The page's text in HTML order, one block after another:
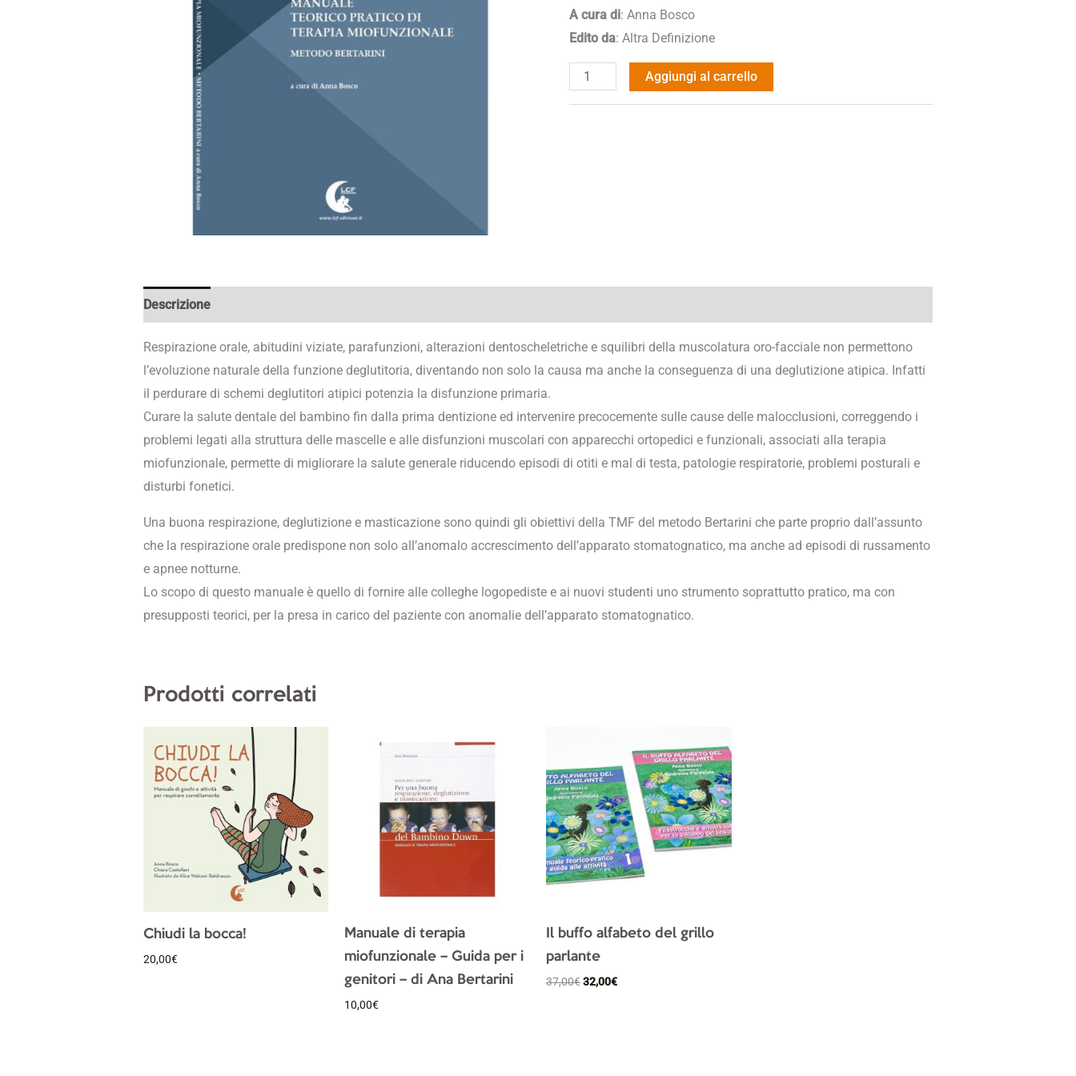
A cura di: Anna Bosco
Edito da: Altra Definizione
Bertarini
quantità
Aggiungi al carrello
Descrizione
Respirazione orale, abitudini viziate, parafunzioni, alterazioni dentoscheletriche e squilibri della muscolatura oro-facciale non permettono
l’evoluzione naturale della funzione deglutitoria, diventando non solo la causa ma anche la conseguenza di una deglutizione atipica. Infatti
il perdurare di schemi deglutitori atipici potenzia la disfunzione primaria.
Curare la salute dentale del bambino fin dalla prima dentizione ed intervenire precocemente sulle cause delle malocclusioni, correggendo i
problemi legati alla struttura delle mascelle e alle disfunzioni muscolari con apparecchi ortopedici e funzionali, associati alla terapia
miofunzionale, permette di migliorare la salute generale riducendo episodi di otiti e mal di testa, patologie respiratorie, problemi posturali e
disturbi fonetici.
Una buona respirazione, deglutizione e masticazione sono quindi gli obiettivi della TMF del metodo Bertarini che parte proprio dall’assunto
che la respirazione orale predispone non solo all’anomalo accrescimento dell’apparato stomatognatico, ma anche ad episodi di russamento
e apnee notturne.
Lo scopo di questo manuale è quello di fornire alle colleghe logopediste e ai nuovi studenti uno strumento soprattutto pratico, ma con
presupposti teorici, per la presa in carico del paziente con anomalie dell’apparato stomatognatico.
Prodotti correlati
Chiudi la bocca!
20,00€
Manuale di terapia
miofunzionale – Guida per i
genitori – di Ana Bertarini
10,00€
Il buffo alfabeto del grillo
parlante
37,00€
era:
37,00€.
32,00€
prezzo
attuale
è:
32,00€.